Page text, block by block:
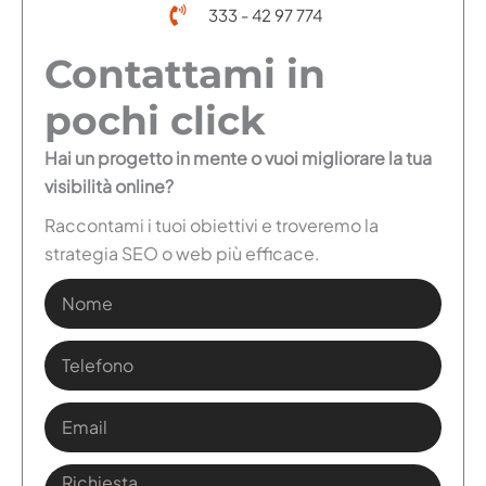
Contattami in
pochi click
Hai un progetto in mente o vuoi migliorare la tua
visibilità online?
Raccontami i tuoi obiettivi e troveremo la
strategia SEO o web più efficace.
N
o
m
e
T
e
e
E
m
a
R
333 - 42 97 774